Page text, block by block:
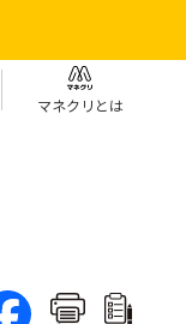
マネクリとは